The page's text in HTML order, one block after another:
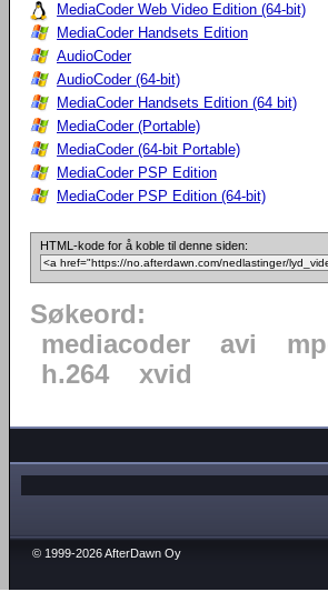
MediaCoder Web Video Edition (64-bit)
MediaCoder Handsets Edition
AudioCoder
AudioCoder (64-bit)
MediaCoder Handsets Edition (64 bit)
MediaCoder (Portable)
MediaCoder (64-bit Portable)
MediaCoder PSP Edition
MediaCoder PSP Edition (64-bit)
HTML-kode for å koble til denne siden:
Søkeord:
mediacoder
avi
h.264
xvid
© 1999-2026 AfterDawn Oy